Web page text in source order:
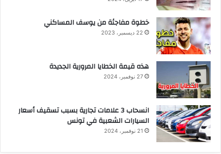
خطوة مفاجئة من يوسف المساكني
22 ديسمبر، 2023
هذه قيمة الخطايا المرورية الجديدة
27 نوفمبر، 2024
انسحاب 3 علامات تجارية بسبب تسقيف أسعار
السيارات الشعبية في تونس
21 نوفمبر، 2024